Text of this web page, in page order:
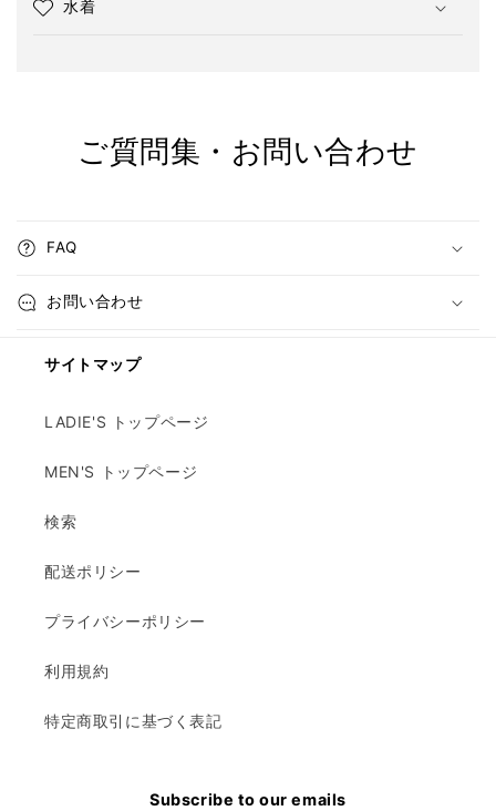
水着
ご質問集・お問い合わせ
FAQ
お問い合わせ
サイトマップ
LADIE'S トップページ
MEN'S トップページ
検索
配送ポリシー
プライバシーポリシー
利用規約
特定商取引に基づく表記
Subscribe to our emails